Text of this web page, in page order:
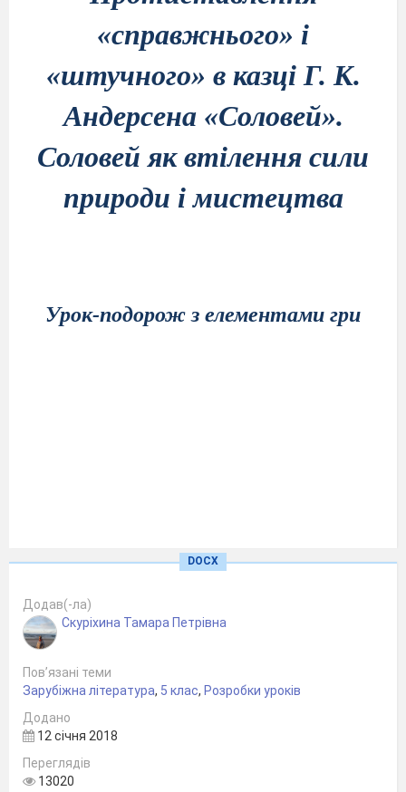
«справжнього» і
«штучного» в казці Г. К.
Андерсена «Соловей».
Соловей як втілення сили
природи і мистецтва
Урок-подорож з елементами гри
уроку,
проведеного вчителем світової
літератури Скуріхіною Т. П.
DOCX
Додав(-ла)
Скуріхина Тамара Петрівна
Пов’язані теми
Зарубіжна література, 5 клас, Розробки уроків
Додано
12 січня 2018
Переглядів
13020